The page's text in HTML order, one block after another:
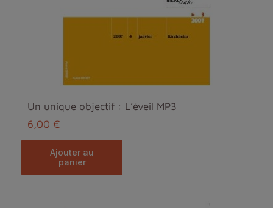
Un unique objectif : L’éveil MP3
6,00 €
ajouter au
panier